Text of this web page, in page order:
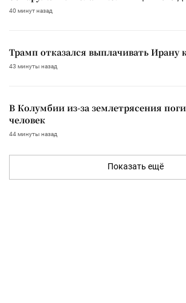
40 минут назад
Трамп отказался выплачивать Ирану
43 минуты назад
В Колумбии из-за землетрясения
человек
44 минуты назад
Показать ещё